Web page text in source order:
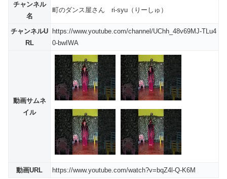
チャンネル
名
町のダンス屋さん ri-syu（りーしゅ）
チャンネルU
RL
https://www.youtube.com/channel/UChh_48v69MJ-TLu4
0-bwIWA
動画サムネ
イル
動画URL https://www.youtube.com/watch?v=bqZ4l-Q-K6M